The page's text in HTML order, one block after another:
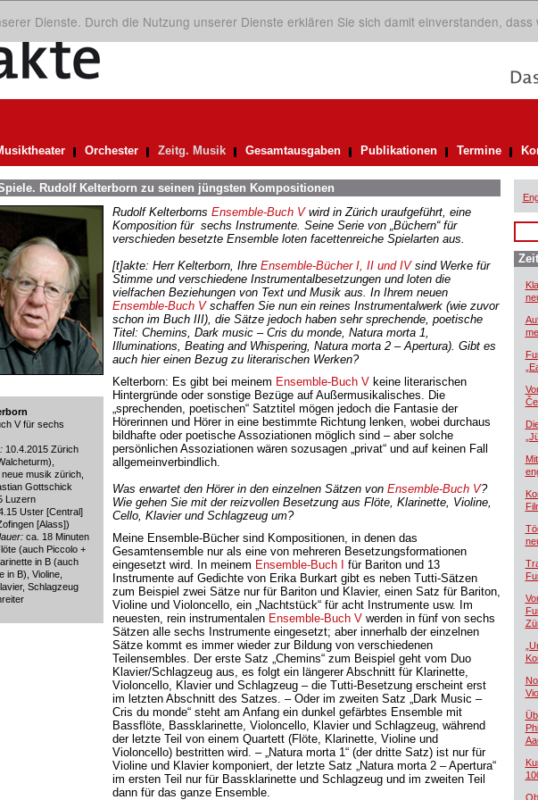
Dienste. Durch die Nutzung unserer Dienste erklären Sie sich damit einverstanden, dass
Orchester Zeitg. Musik Gesamtausgaben Publikationen Termine
Rudolf Kelterborn zu seinen jüngsten Kompositionen
V für sechs
10.4.2015 Zürich
musik zürich,
Gottschick
Luzern
Uster [Central]
[Alass])
ca. 18 Minuten
(auch Piccolo +
in B (auch
in B), Violine,
Schlagzeug
Rudolf Kelterborns Ensemble-Buch Vwird in Zürich uraufgeführt, eine
Komposition für sechs Instrumente. Seine Serie von „Büchern“ für
verschieden besetzte Ensemble loten facettenreiche Spielarten aus.
[t]akte: Herr Kelterborn, Ihre Ensemble-Bücher I, II und IVsind Werke für
Stimme und verschiedene Instrumentalbesetzungen und loten die
vielfachen Beziehungen von Text und Musik aus. In Ihrem neuen
Ensemble-Buch V schaffen Sie nun ein reines Instrumentalwerk (wie zuvor
schon im Buch III), die Sätze jedoch haben sehr sprechende, poetische
Titel: Chemins, Dark music – Cris du monde, Natura morta 1,
Illuminations, Beating and Whispering, Natura morta 2 – Apertura). Gibt es
auch hier einen Bezug zu literarischen Werken?
Kelterborn: Es gibt bei meinem Ensemble-Buch Vkeine literarischen
Hintergründe oder sonstige Bezüge auf Außermusikalisches. Die
„sprechenden, poetischen“ Satztitel mögen jedoch die Fantasie der
Hörerinnen und Hörer in eine bestimmte Richtung lenken, wobei durchaus
bildhafte oder poetische Assoziationen möglich sind – aber solche
persönlichen Assoziationen wären sozusagen „privat“ und auf keinen Fall
allgemeinverbindlich.
Was erwartet den Hörer in den einzelnen Sätzen von Ensemble-Buch V?
Wie gehen Sie mit der reizvollen Besetzung aus Flöte, Klarinette, Violine,
Cello, Klavier und Schlagzeug um?
Meine Ensemble-Bücher sind Kompositionen, in denen das
Gesamtensemble nur als eine von mehreren Besetzungsformationen
eingesetzt wird. In meinem Ensemble-Buch I
für Bariton und 13
Instrumente auf Gedichte von Erika Burkart gibt es neben Tutti-Sätzen
zum Beispiel zwei Sätze nur für Bariton und Klavier, einen Satz für Bariton,
Violine und Violoncello, ein „Nachtstück“ für acht Instrumente usw. Im
neuesten, rein instrumentalen Ensemble-Buch V werden in fünf von sechs
Sätzen alle sechs Instrumente eingesetzt; aber innerhalb der einzelnen
Sätze kommt es immer wieder zur Bildung von verschiedenen
Teilensembles. Der erste Satz „Chemins“ zum Beispiel geht vom Duo
Klavier/Schlagzeug aus, es folgt ein längerer Abschnitt für Klarinette,
Violoncello, Klavier und Schlagzeug – die Tutti-Besetzung erscheint erst
im letzten Abschnitt des Satzes. – Oder im zweiten Satz „Dark Music –
Cris du monde“ steht am Anfang ein dunkel gefärbtes Ensemble mit
Bassflöte, Bassklarinette, Violoncello, Klavier und Schlagzeug, während
der letzte Teil von einem Quartett (Flöte, Klarinette, Violine und
Violoncello) bestritten wird. – „Natura morta 1“ (der dritte Satz) ist nur für
Violine und Klavier komponiert, der letzte Satz „Natura morta 2 – Apertura“
im ersten Teil nur für Bassklarinette und Schlagzeug und im zweiten Teil
dann für das ganze Ensemble.